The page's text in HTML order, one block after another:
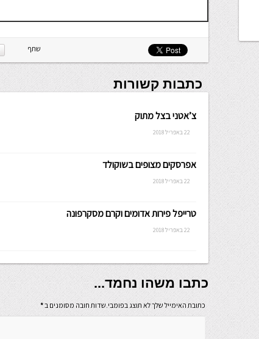
שתף
כתבות קשורות
צ’אטני בצל מתוק
22 באפריל 2018
אפרסקים מצופים בשוקולד
22 באפריל 2018
טרייפל פירות אדומים וקרם מסקרפונה
22 באפריל 2018
כתבו משהו נחמד...
כתובת האימייל שלך לא תוצג בפומבי.שדות חובה מסומנים ב*